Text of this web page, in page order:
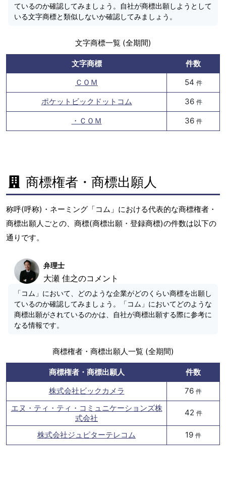
ているのか確認してみましょう。自社が商標出願しようとして
いる文字商標と類似しないか確認してみましょう。
文字商標一覧 (全期間)
文字商標
件数
ＣＯＭ
54 件
ポケットビックドットコム 36 件
・ＣＯＭ 36 件
商標権者・商標出願人
称呼(呼称)・ネーミング「コム」における代表的な商標権者・
商標出願人ごとの、商標(商標出願・登録商標)の件数は以下の
通りです。
弁理士
大瀬 佳之のコメント
「コム」において、どのような企業がどのくらい商標を出願し
ているのか確認してみましょう。「コム」においてどのような
商標出願がされているのかは、自社が商標出願する際に参考に
なる情報です。
商標権者・商標出願人一覧 (全期間)
商標権者・商標出願人
件数
株式会社ビックカメラ
76 件
エヌ・ティ・ティ・コミュニケーションズ株
式会社
42 件
株式会社ジュピターテレコム 19 件